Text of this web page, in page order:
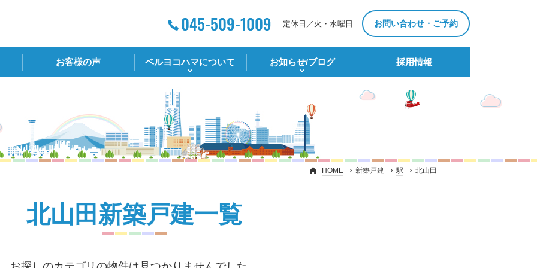
定休日／火・水曜日 お問い合わせ・ご予約
お客様の声 ベルヨコハマについて お知らせ/ブログ 採⽤情報
HOME 新築戸建 駅 北山田
北山田新築戸建一覧